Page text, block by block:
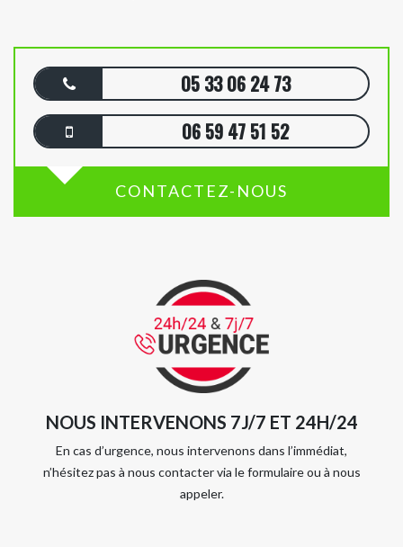
05 33 06 24 73
06 59 47 51 52
CONTACTEZ-NOUS
NOUS INTERVENONS 7J/7 ET 24H/24
En cas d’urgence, nous intervenons dans l’immédiat,
n’hésitez pas à nous contacter via le formulaire ou à nous
appeler.